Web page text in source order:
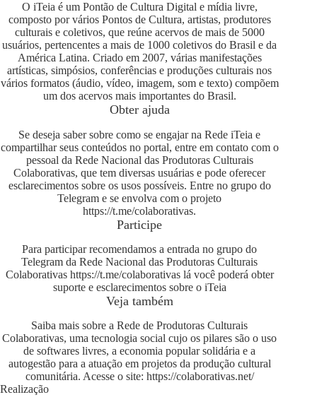
O iTeia é um Pontão de Cultura Digital e mídia livre,
composto por vários Pontos de Cultura, artistas, produtores
culturais e coletivos, que reúne acervos de mais de 5000
usuários, pertencentes a mais de 1000 coletivos do Brasil e da
América Latina. Criado em 2007, várias manifestações
artísticas, simpósios, conferências e produções culturais nos
vários formatos (áudio, vídeo, imagem, som e texto) compõem
um dos acervos mais importantes do Brasil.
Obter ajuda
Se deseja saber sobre como se engajar na Rede iTeia e
compartilhar seus conteúdos no portal, entre em contato com o
pessoal da Rede Nacional das Produtoras Culturais
Colaborativas, que tem diversas usuárias e pode oferecer
esclarecimentos sobre os usos possíveis. Entre no grupo do
Telegram e se envolva com o projeto
https://t.me/colaborativas.
Participe
Para participar recomendamos a entrada no grupo do
Telegram da Rede Nacional das Produtoras Culturais
Colaborativas https://t.me/colaborativaslá você poderá obter
suporte e esclarecimentos sobre o iTeia
Veja também
Saiba mais sobre a Rede de Produtoras Culturais
Colaborativas, uma tecnologia social cujo os pilares são o uso
de softwares livres, a economia popular solidária e a
autogestão para a atuação em projetos da produção cultural
comunitária. Acesse o site: https://colaborativas.net/
Realização